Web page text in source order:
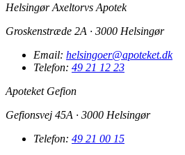
Helsingør Axeltorvs Apotek
Groskenstræde 2A · 3000 Helsingør
Email: helsingoer@apoteket.dk
Telefon: 49 21 12 23
Apoteket Gefion
Gefionsvej 45A · 3000 Helsingør
Telefon: 49 21 00 15